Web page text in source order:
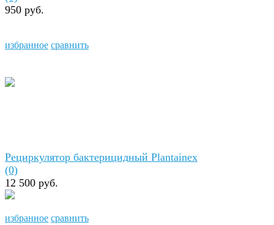
избранное сравнить
950 руб.
избранное сравнить
Рециркулятор бактерицидный Plantainex
(0)
12 500 руб.